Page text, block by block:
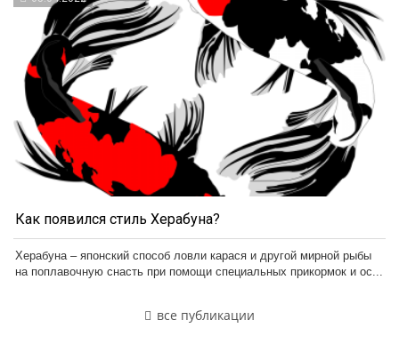
Как появился стиль Херабуна?
Херабуна – японский способ ловли карася и другой мирной рыбы
на поплавочную снасть при помощи специальных прикормок и ос...
все публикации